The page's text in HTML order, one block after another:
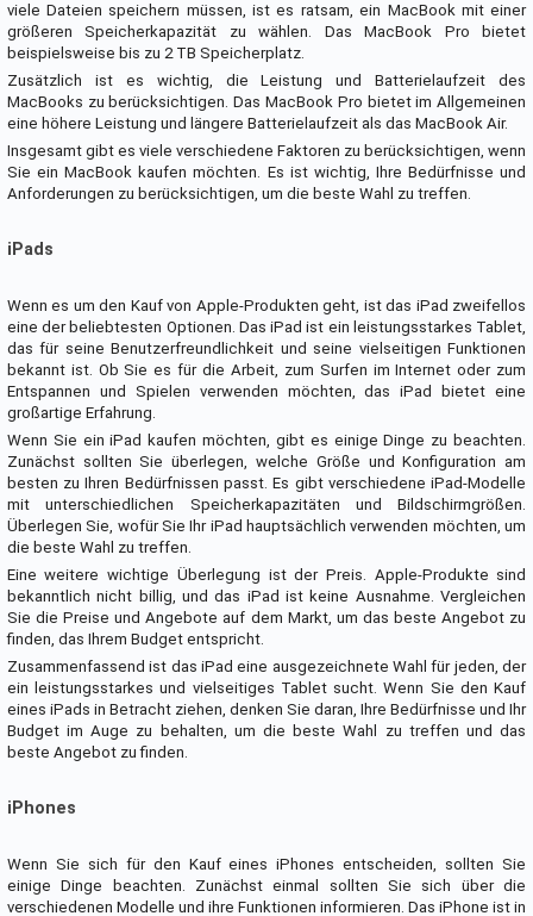
viele Dateien speichern müssen, ist es ratsam, ein MacBook mit einer
größeren Speicherkapazität zu wählen. Das MacBook Pro bietet
beispielsweise bis zu 2 TB Speicherplatz.
Zusätzlich ist es wichtig, die Leistung und Batterielaufzeit des
MacBooks zu berücksichtigen. Das MacBook Pro bietet im Allgemeinen
eine höhere Leistung und längere Batterielaufzeit als das MacBook Air.
Insgesamt gibt es viele verschiedene Faktoren zu berücksichtigen, wenn
Sie ein MacBook kaufen möchten. Es ist wichtig, Ihre Bedürfnisse und
Anforderungen zu berücksichtigen, um die beste Wahl zu treffen.
iPads
Wenn es um den Kauf von Apple-Produkten geht, ist das iPad zweifellos
eine der beliebtesten Optionen. Das iPad ist ein leistungsstarkes Tablet,
das für seine Benutzerfreundlichkeit und seine vielseitigen Funktionen
bekannt ist. Ob Sie es für die Arbeit, zum Surfen im Internet oder zum
Entspannen und Spielen verwenden möchten, das iPad bietet eine
großartige Erfahrung.
Wenn Sie ein iPad kaufen möchten, gibt es einige Dinge zu beachten.
Zunächst sollten Sie überlegen, welche Größe und Konfiguration am
besten zu Ihren Bedürfnissen passt. Es gibt verschiedene iPad-Modelle
mit unterschiedlichen Speicherkapazitäten und Bildschirmgrößen.
Überlegen Sie, wofür Sie Ihr iPad hauptsächlich verwenden möchten, um
die beste Wahl zu treffen.
Eine weitere wichtige Überlegung ist der Preis. Apple-Produkte sind
bekanntlich nicht billig, und das iPad ist keine Ausnahme. Vergleichen
Sie die Preise und Angebote auf dem Markt, um das beste Angebot zu
finden, das Ihrem Budget entspricht.
Zusammenfassend ist das iPad eine ausgezeichnete Wahl für jeden, der
ein leistungsstarkes und vielseitiges Tablet sucht. Wenn Sie den Kauf
eines iPads in Betracht ziehen, denken Sie daran, Ihre Bedürfnisse und Ihr
Budget im Auge zu behalten, um die beste Wahl zu treffen und das
beste Angebot zu finden.
iPhones
Wenn Sie sich für den Kauf eines iPhones entscheiden, sollten Sie
einige Dinge beachten. Zunächst einmal sollten Sie sich über die
verschiedenen Modelle und ihre Funktionen informieren. Das iPhone ist in